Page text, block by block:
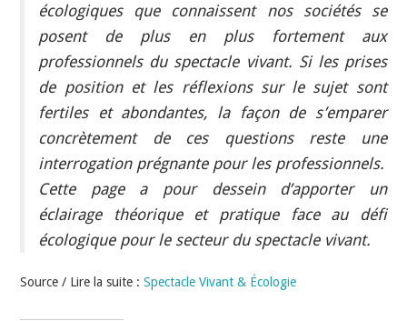
écologiques que connaissent nos sociétés se
posent de plus en plus fortement aux
professionnels du spectacle vivant. Si les prises
de position et les réflexions sur le sujet sont
fertiles et abondantes, la façon de s’emparer
concrètement de ces questions reste une
interrogation prégnante pour les professionnels.
Cette page a pour dessein d’apporter un
éclairage théorique et pratique face au défi
écologique pour le secteur du spectacle vivant.
Source / Lire la suite :Spectacle Vivant & Écologie